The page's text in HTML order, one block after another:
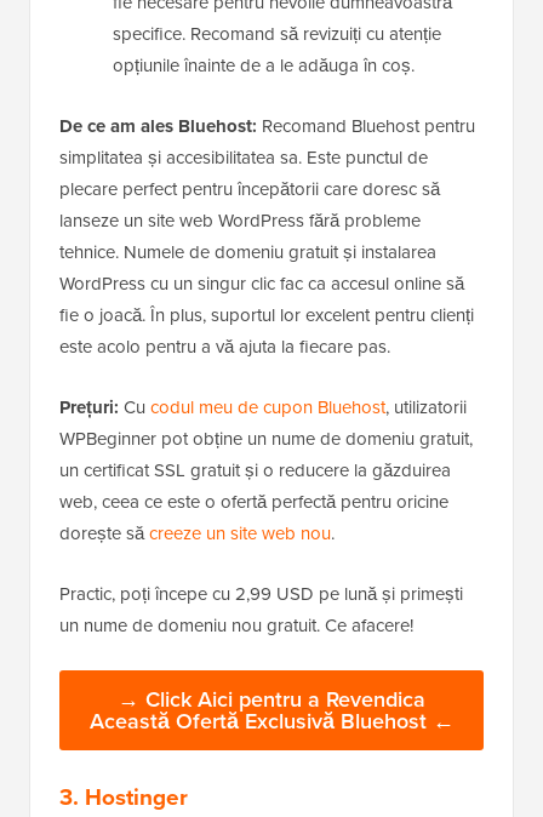
specifice. Recomand să revizuiți cu atenție
opțiunile înainte de a le adăuga în coș.
De ce am ales Bluehost: Recomand Bluehost pentru
simplitatea și accesibilitatea sa. Este punctul de
plecare perfect pentru începătorii care doresc să
lanseze un site web WordPress fără probleme
tehnice. Numele de domeniu gratuit și instalarea
WordPress cu un singur clic fac ca accesul online să
fie o joacă. În plus, suportul lor excelent pentru clienți
este acolo pentru a vă ajuta la fiecare pas.
Prețuri: Cu codul meu de cupon Bluehost, utilizatorii
WPBeginner pot obține un nume de domeniu gratuit,
un certificat SSL gratuit și o reducere la găzduirea
web, ceea ce este o ofertă perfectă pentru oricine
dorește săcreeze un site web nou.
Practic, poți începe cu 2,99 USD pe lună și primești
un nume de domeniu nou gratuit. Ce afacere!
→ Click Aici pentru a Revendica
Această Ofertă Exclusivă Bluehost ←
3. Hostinger